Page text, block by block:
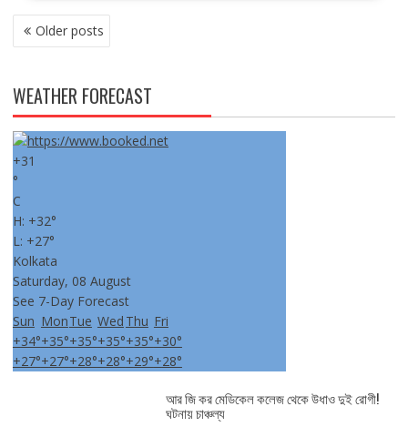
POSTS
NAVIGATION
Older posts
WEATHER FORECAST
+31
°
C
H: +32°
L: +27°
Kolkata
Saturday, 08 August
See 7-Day Forecast
Sun MonTue Wed Thu Fri
+34°+35°+35°+35°+35°+30°
+27°+27°+28°+28°+29°+28°
আর জি কর মেডিকেল কলেজ থেকে উধাও দুই রোগী!
ঘটনায় চাঞ্চল্য